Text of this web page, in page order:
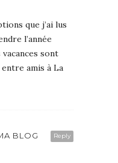
que j’ai lus
l’année
sont
amis à La
Reply
BLOG